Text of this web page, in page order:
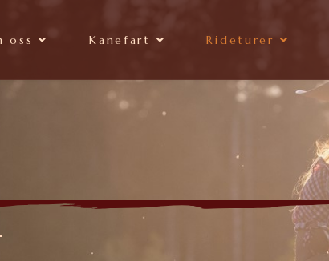
oss Kanefart Rideturer